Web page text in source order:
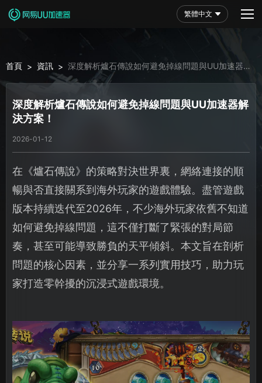
繁體中文
首頁 > 資訊 > 深度解析爐石傳說如何避免掉線問題與UU加速器解
決方案！
深度解析爐石傳說如何避免掉線問題與UU加速器解
決方案！
2026-01-12
在《爐石傳說》的策略對決世界裏，網絡連接的順
暢與否直接關系到海外玩家的遊戲體驗。盡管遊戲
版本持續迭代至2026年，不少海外玩家依舊不知道
如何避免掉線問題，這不僅打斷了緊張的對局節
奏，甚至可能導致勝負的天平傾斜。本文旨在剖析
問題的核心因素，並分享一系列實用技巧，助力玩
家打造零幹擾的沉浸式遊戲環境。